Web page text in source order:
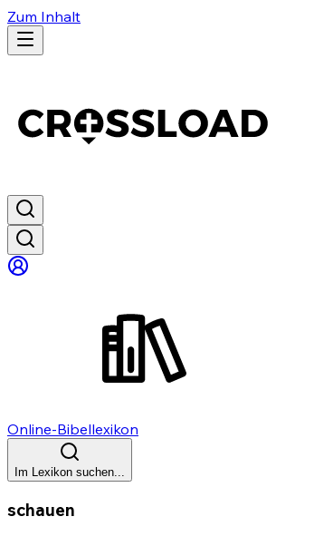
Zum Inhalt
Online-Bibellexikon
Im Lexikon suchen...
schauen